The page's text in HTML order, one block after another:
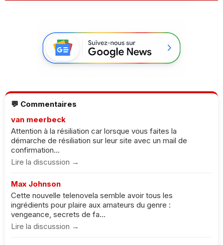
💬 Commentaires
van meerbeck
Attention à la résiliation car lorsque vous faites la
démarche de résiliation sur leur site avec un mail de
confirmation...
Lire la discussion →
Max Johnson
Cette nouvelle telenovela semble avoir tous les
ingrédients pour plaire aux amateurs du genre :
vengeance, secrets de fa...
Lire la discussion →